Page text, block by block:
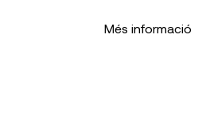
Més informació